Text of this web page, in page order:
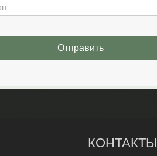
Отправить
КОНТАКТЫ